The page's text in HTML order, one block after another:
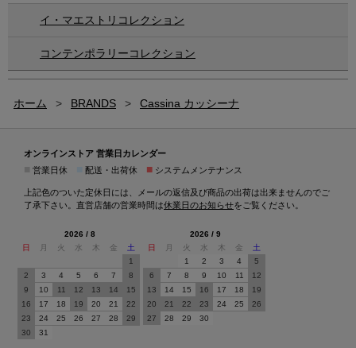
イ・マエストリコレクション
コンテンポラリーコレクション
ホーム > BRANDS > Cassina カッシーナ
オンラインストア 営業日カレンダー
営業日休 配送・出荷休 ■ システムメンテナンス
上記色のついた定休日には、メールの返信及び商品の出荷は出来ませんのでご
了承下さい。直営店舗の営業時間は休業日のお知らせをご覧ください。
2026 / 8
日
月 火 水 木 金
土
1
2
3 4 5 6 7
8
9
10 11 12 13 14
15
16
17 18 19 20 21
22
23
24 25 26 27 28
29
30
31
2026 / 9
日
月 火 水 木 金
土
1
2 3 4
5
6
7 8 9 10 11
12
13
14 15 16 17 18
19
20
21 22 23 24 25
26
27
28 29 30